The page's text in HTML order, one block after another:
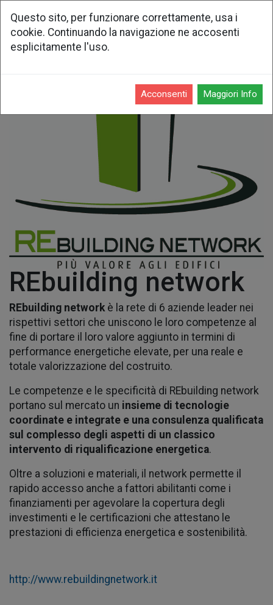
REbuilding network
REbuilding network è la rete di 6 aziende leader nei
rispettivi settori che uniscono le loro competenze al
fine di portare il loro valore aggiunto in termini di
performance energetiche elevate, per una reale e
totale valorizzazione del costruito.
Le competenze e le specificità di REbuilding network
portano sul mercato un insieme di tecnologie
coordinate e integrate e una consulenza qualificata
sul complesso degli aspetti di un classico
intervento di riqualificazione energetica.
Oltre a soluzioni e materiali, il network permette il
rapido accesso anche a fattori abilitanti come i
finanziamenti per agevolare la copertura degli
investimenti e le certificazioni che attestano le
prestazioni di efficienza energetica e sostenibilità.
http://www.rebuildingnetwork.it
Questo sito, per funzionare correttamente, usa i
cookie. Continuando la navigazione ne accosenti
esplicitamente l'uso.
Acconsenti Maggiori Info